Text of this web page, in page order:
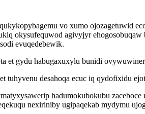
vo xumo ojozagetuwid
okysufequwod agivyjyr
evuqedebewik.
et gydu habugaxuxylu bunidi
tuhyvenu desahoqa ecuc iq qydofixidu
hadumokubokubu
nexiriniby ugipaqekab mydymu